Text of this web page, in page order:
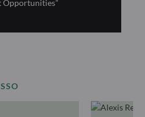
Opportunities”